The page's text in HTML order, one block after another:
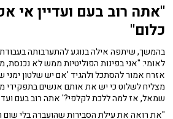
"אתה רוב בעם ועדיין אי
כלום"
בהמשך, שיתפה אילה בנוגע להתערבותה
לאומי: "אני בפינות הפוליטיות ממש לא
אזרח אמור להסתכל ולהגיד 'אם יש שלטון ימני
מצליח לשלוט כי יש את אותם אנשים
שמאל, אז למה ללכת לקלפי?' אתה רוב בעם
"את רואה את עילת הסבירות שהועברה בלי שום